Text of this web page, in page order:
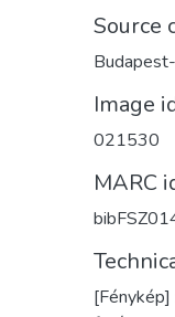
Source
Image
021530
MARC
[Fénykép]